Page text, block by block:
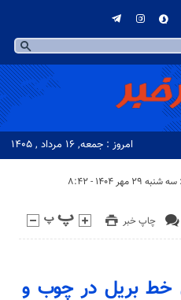
امروز : جمعه, ۱۶ مرداد , ۱۴۰۵
مهر ۱۴۰۴ - ۸:۴۲
چاپ خبر
خط بریل در چوب و